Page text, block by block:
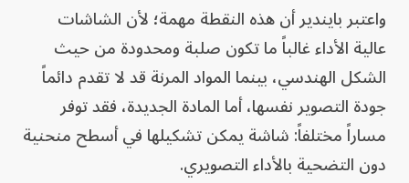
واعتبر بايندير أن هذه النقطة مهمة؛ لأن الشاشات
عالية الأداء غالباً ما تكون صلبة ومحدودة من حيث
الشكل الهندسي، بينما المواد المرنة قد لا تقدم دائماً
جودة التصوير نفسها، أما المادة الجديدة، فقد توفر
مساراً مختلفاً: شاشة يمكن تشكيلها في أسطح منحنية
دون التضحية بالأداء التصويري.